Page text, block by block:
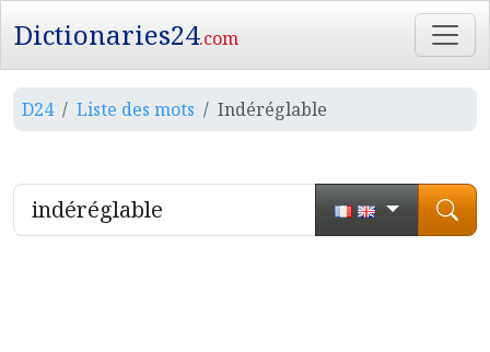
Dictionaries24.com
D24 Liste des mots Indéréglable